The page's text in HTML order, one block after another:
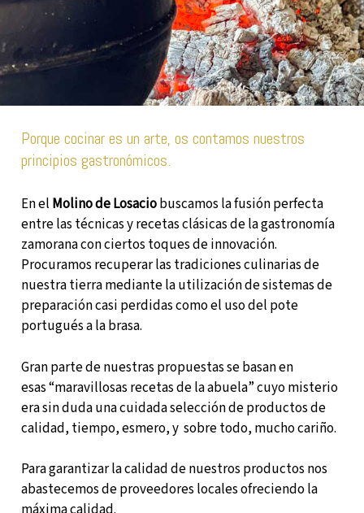
Porque cocinar es un arte, os contamos nuestros
principios gastronómicos.
En el Molino de Losaciobuscamos la fusión perfecta
entre las técnicas y recetas clásicas de la gastronomía
zamorana con ciertos toques de innovación.
Procuramos recuperar las tradiciones culinarias de
nuestra tierra mediante la utilización de sistemas de
preparación casi perdidas como el uso del pote
portugués a la brasa.
Gran parte de nuestras propuestas se basan en
esas “maravillosas recetas de la abuela” cuyo misterio
era sin duda una cuidada selección de productos de
calidad, tiempo, esmero, y sobre todo, mucho cariño.
Para garantizar la calidad de nuestros productos nos
abastecemos de proveedores locales ofreciendo la